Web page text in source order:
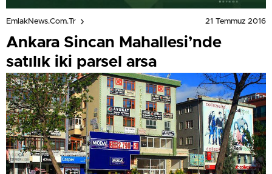
EmlakNews.com.tr 21 Temmuz 2016
Ankara Sincan Mahallesi’nde
satılık iki parsel arsa